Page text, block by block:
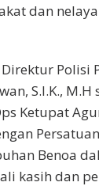
dan
Polisi
S.I.K., M.H
Ketupat
Benoa
kasih dan